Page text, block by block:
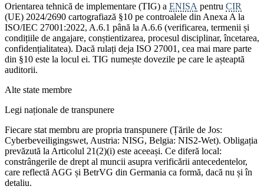
Orientarea tehnică de implementare (TIG) a ENISA pentru CIR
(UE) 2024/2690 cartografiază §10 pe controalele din Anexa A la
ISO/IEC 27001:2022, A.6.1 până la A.6.6 (verificarea, termenii și
condițiile de angajare, conștientizarea, procesul disciplinar, încetarea,
confidențialitatea). Dacă rulați deja ISO 27001, cea mai mare parte
din §10 este la locul ei. TIG numește dovezile pe care le așteaptă
auditorii.
Alte state membre
Legi naționale de transpunere
Fiecare stat membru are propria transpunere (Țările de Jos:
Cyberbeveiligingswet, Austria: NISG, Belgia: NIS2-Wet). Obligația
prevăzută la Articolul 21(2)(i) este aceeași. Ce diferă local:
constrângerile de drept al muncii asupra verificării antecedentelor,
care reflectă AGG și BetrVG din Germania ca formă, dacă nu și în
detaliu.